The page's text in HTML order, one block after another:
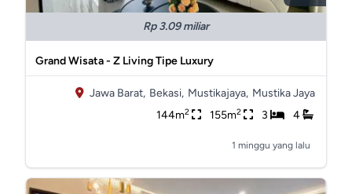
Rp 3.09 miliar
Grand Wisata - Z Living Tipe Luxury
Jawa Barat, Bekasi, Mustikajaya, Mustika Jaya
144m2 155m2 3 4
1 minggu yang lalu